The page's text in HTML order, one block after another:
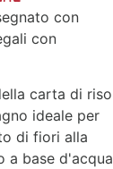
con
con
carta di riso
ideale per
di fiori alla
a base d'acqua